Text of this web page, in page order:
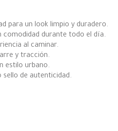
para un look limpio y duradero.
comodidad durante todo el día.
al caminar.
y tracción.
estilo urbano.
sello de autenticidad.